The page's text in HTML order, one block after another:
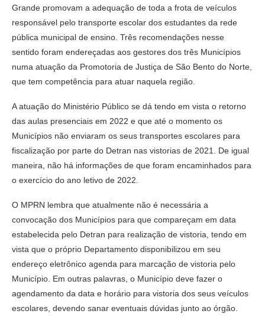
Grande promovam a adequação de toda a frota de veículos
responsável pelo transporte escolar dos estudantes da rede
pública municipal de ensino. Três recomendações nesse
sentido foram endereçadas aos gestores dos três Municípios
numa atuação da Promotoria de Justiça de São Bento do Norte,
que tem competência para atuar naquela região.
A atuação do Ministério Público se dá tendo em vista o retorno
das aulas presenciais em 2022 e que até o momento os
Municípios não enviaram os seus transportes escolares para
fiscalização por parte do Detran nas vistorias de 2021. De igual
maneira, não há informações de que foram encaminhados para
o exercício do ano letivo de 2022.
O MPRN lembra que atualmente não é necessária a
convocação dos Municípios para que compareçam em data
estabelecida pelo Detran para realização de vistoria, tendo em
vista que o próprio Departamento disponibilizou em seu
endereço eletrônico agenda para marcação de vistoria pelo
Município. Em outras palavras, o Município deve fazer o
agendamento da data e horário para vistoria dos seus veículos
escolares, devendo sanar eventuais dúvidas junto ao órgão.